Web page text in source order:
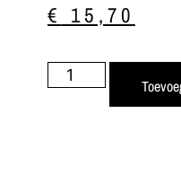
€ 15,70